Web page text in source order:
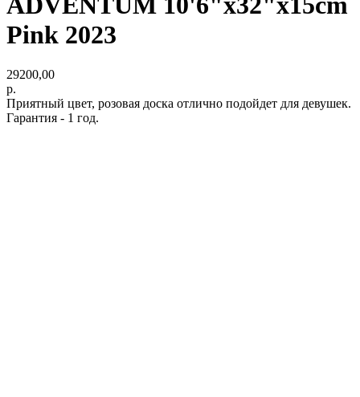
Pink 2023
29200,00
р.
Приятный цвет, розовая доска отлично подойдет для девушек.
Гарантия - 1 год.